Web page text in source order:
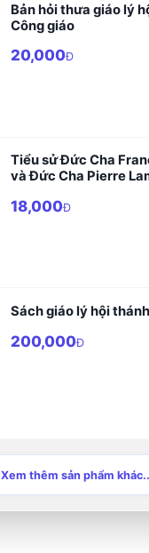
Bản hỏi thưa giáo lý
Công giáo
20,000Đ
Tiểu sử Đức Cha
và Đức Cha Pierre
18,000Đ
Sách giáo lý hội
200,000Đ
Xem thêm sản phẩm